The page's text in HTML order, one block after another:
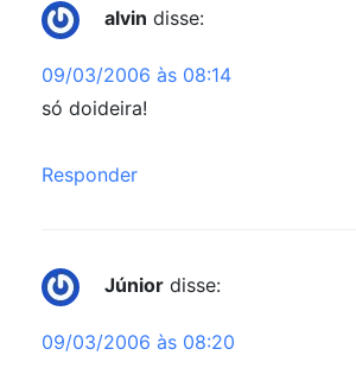
alvin disse:
09/03/2006 às 08:14
só doideira!
Responder
Júnior disse:
09/03/2006 às 08:20